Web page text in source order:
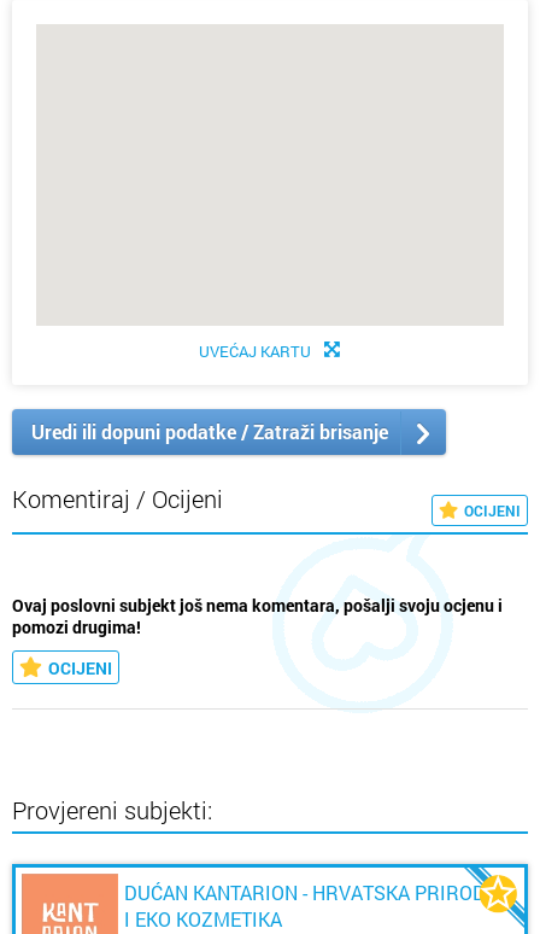
UVEĆAJ KARTU
Uredi ili dopuni podatke / Zatraži brisanje
Komentiraj / Ocijeni OCIJENI
Ovaj poslovni subjekt još nema komentara, pošalji svoju ocjenu i
pomozi drugima!
OCIJENI
Provjereni subjekti:
DUĆAN KANTARION - HRVATSKA PRIRODNA
I EKO KOZMETIKA